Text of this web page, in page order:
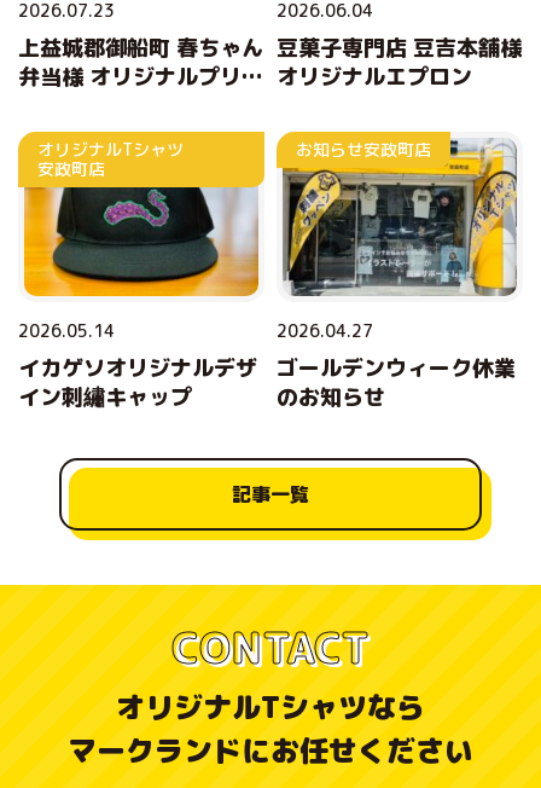
2026.07.23
上益城郡御船町 春ちゃん
弁当様 オリジナルプリン
2026.06.04
豆菓子専門店 豆吉本舗様
オリジナルエプロン
オリジナルTシャツ
安政町店
2026.05.14
イカゲソオリジナルデザ
イン刺繡キャップ
お知らせ安政町店
2026.04.27
ゴールデンウィーク休業
のお知らせ
記事一覧
CONTACT
オリジナルTシャツなら
マークランドにお任せください